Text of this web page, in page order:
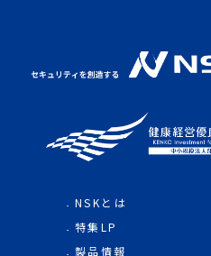
NSKとは
特集LP
製品情報